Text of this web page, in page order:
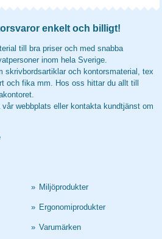
enkelt och billigt!
till bra priser och med snabba
inom hela Sverige.
skrivbordsartiklar och kontorsmaterial, tex
och fika mm. Hos oss hittar du allt till
webbplats eller kontakta kundtjänst om
» Miljöprodukter
» Ergonomiprodukter
» Varumärken